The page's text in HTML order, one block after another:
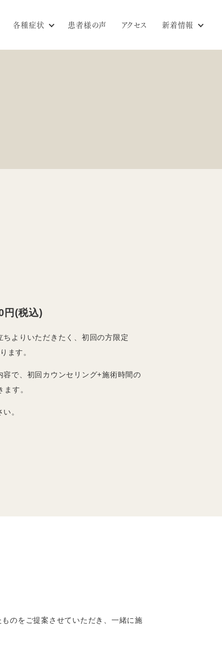
各種症状 患者様の声 アクセス 新着情報
(税込)
よりいただきたく、初回の方限定
ます。
容で、初回カウンセリング+施術時間の
す。
。
のをご提案させていただき、一緒に施